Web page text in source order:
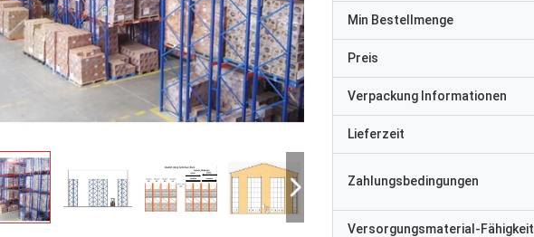
Min Bestellmenge
Preis
Verpackung Informationen
Lieferzeit
Zahlungsbedingungen
Versorgungsmaterial-Fähigkeit